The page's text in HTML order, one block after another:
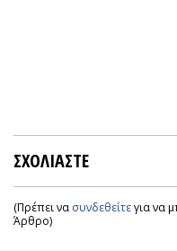
ΣΧΟΛΙΑΣΤΕ
(Πρέπει να συνδεθείτεγια να
Άρθρο)